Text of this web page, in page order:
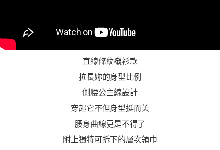
直線條紋襯衫款
拉長妳的身型比例
側腰公主線設計
穿起它不但身型挺而美
腰身曲線更是不得了
附上獨特可拆下的層次領巾